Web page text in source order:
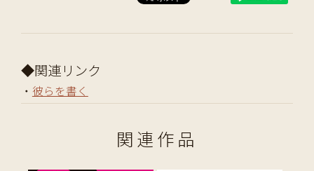
◆関連リンク
・ 彼らを書く
関連作品